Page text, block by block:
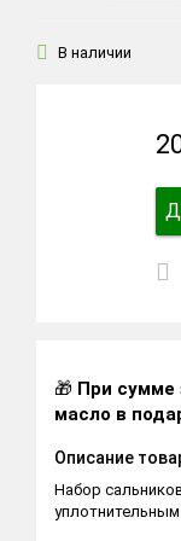
В наличии
🎁 При сумме
масло в
Описание
Набор